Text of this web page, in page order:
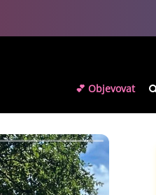
💕 Objevovat